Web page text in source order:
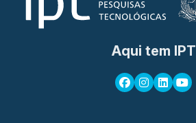
Aqui tem IPT